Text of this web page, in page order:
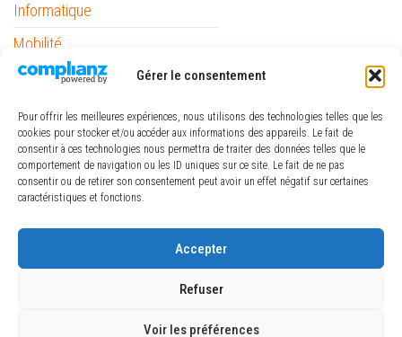
Gérer le consentement
Pour offrir les meilleures expériences, nous utilisons des technologies telles que les
cookies pour stocker et/ou accéder aux informations des appareils. Le fait de
consentir à ces technologies nous permettra de traiter des données telles que le
comportement de navigation ou les ID uniques sur ce site. Le fait de ne pas
consentir ou de retirer son consentement peut avoir un effet négatif sur certaines
caractéristiques et fonctions.
Accepter
Refuser
Voir les préférences
Informatique
Mobilité
Outils
Papeterie / Bureau
Piles
Pinceaux Raphaël
ref_logiciel